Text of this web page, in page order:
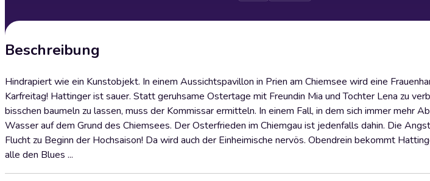
Beschreibung
Hindrapiert wie ein Kunstobjekt. In einem Aussichtspavillon in Prien am Chiemsee wird eine
Karfreitag! Hattinger ist sauer. Statt geruhsame Ostertage mit Freundin Mia und Tochter Lena zu
bisschen baumeln zu lassen, muss der Kommissar ermitteln. In einem Fall, in dem sich immer mehr
Wasser auf dem Grund des Chiemsees. Der Osterfrieden im Chiemgau ist jedenfalls dahin. Die
Flucht zu Beginn der Hochsaison! Da wird auch der Einheimische nervös. Obendrein bekommt
alle den Blues ...